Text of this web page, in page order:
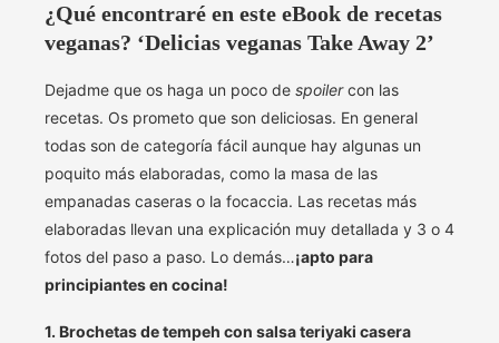
¿Qué encontraré en este eBook de recetas
veganas? ‘Delicias veganas Take Away 2’
Dejadme que os haga un poco de spoilercon las
recetas. Os prometo que son deliciosas. En general
todas son de categoría fácil aunque hay algunas un
poquito más elaboradas, como la masa de las
empanadas caseras o la focaccia. Las recetas más
elaboradas llevan una explicación muy detallada y 3 o 4
fotos del paso a paso. Lo demás…¡apto para
principiantes en cocina!
1. Brochetas de tempeh con salsa teriyaki casera